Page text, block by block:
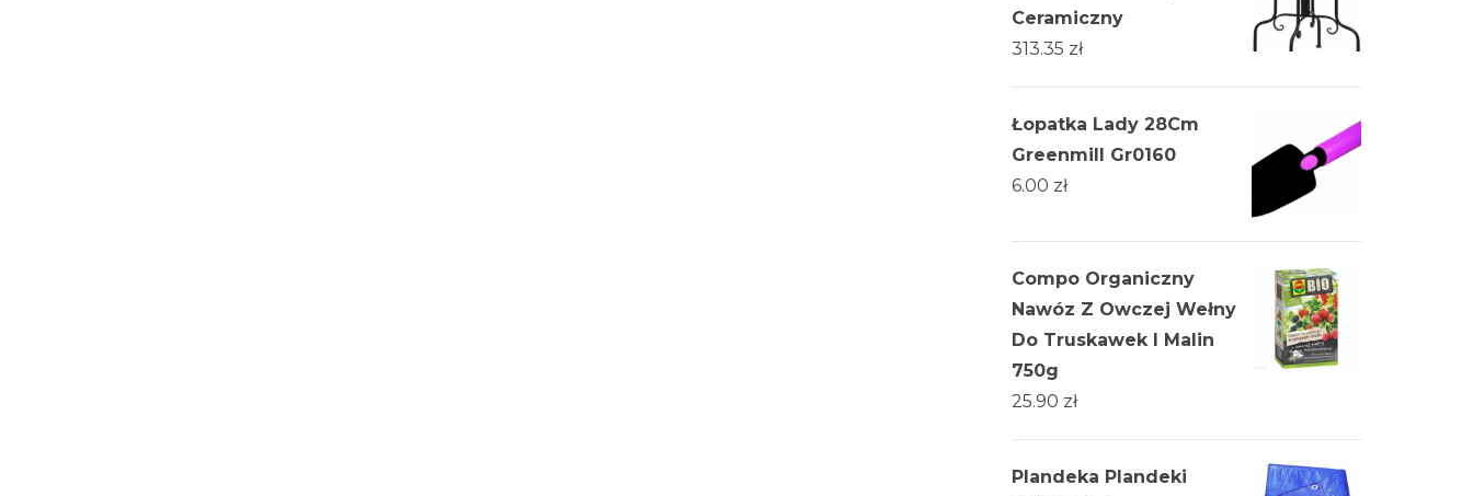
Ceramiczny
313.35 zł
Łopatka Lady 28Cm
Greenmill Gr0160
6.00 zł
Compo Organiczny
Nawóz Z Owczej Wełny
Do Truskawek I Malin
750g
25.90 zł
Plandeka Plandeki